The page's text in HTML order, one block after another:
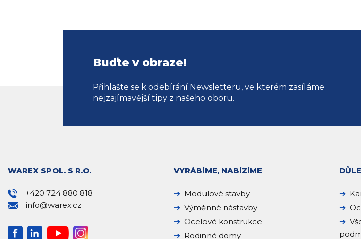
Buďte v obraze!
Přihlašte se k odebírání Newsletteru, ve kterém zasíláme
nejzajímavější tipy z našeho oboru.
WAREX SPOL. S R.O.
+420 724 880 818
info@warex.cz
VYRÁBÍME, NABÍZÍME
Modulové stavby
Výměnné nástavby
Ocelové konstrukce
Rodinné domy